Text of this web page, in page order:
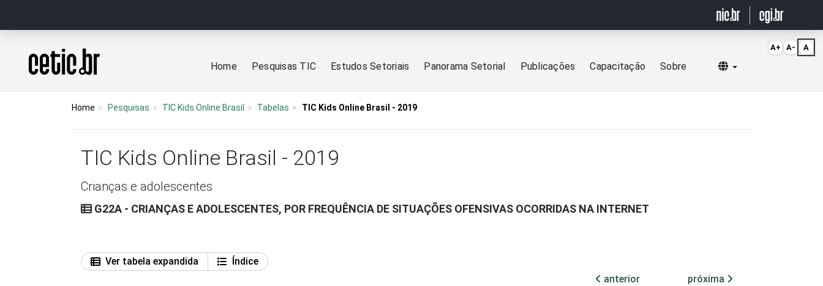
Página inicial
Home Pesquisas TIC Estudos Setoriais Panorama Setorial Publicações Capacitação Sobre Selecionar idioma
Home Pesquisas TIC Kids Online Brasil Tabelas TIC Kids Online Brasil - 2019
TIC Kids Online Brasil - 2019
Crianças e adolescentes
G22A - CRIANÇAS E ADOLESCENTES, POR FREQUÊNCIA DE SITUAÇÕES OFENSIVAS OCORRIDAS NA INTERNET
Ver tabela expandida
Índice
anterior
próxima
A+ A- A